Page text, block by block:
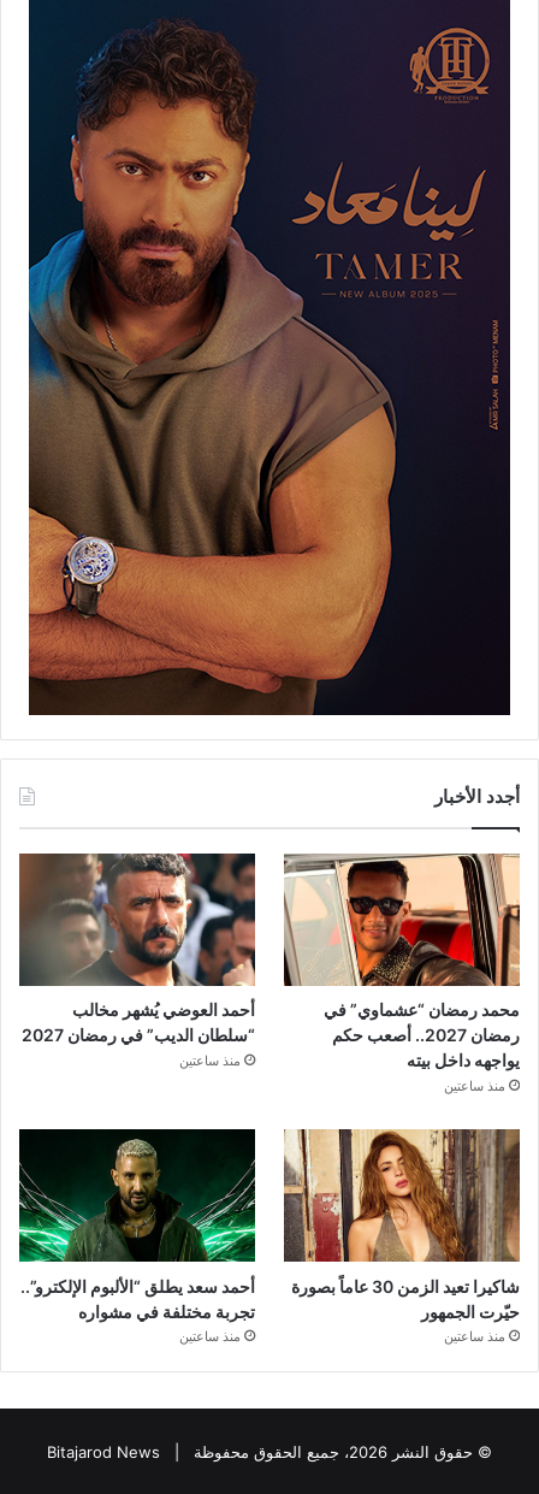
أجدد الأخبار
محمد رمضان “عشماوي” في
رمضان 2027.. أصعب حكم
يواجهه داخل بيته
منذ ساعتين
أحمد العوضي يُشهر مخالب
“سلطان الديب” في رمضان 2027
منذ ساعتين
شاكيرا تعيد الزمن 30 عاماً بصورة
حيّرت الجمهور
منذ ساعتين
أحمد سعد يطلق “الألبوم الإلكترو”..
تجربة مختلفة في مشواره
منذ ساعتين
© حقوق النشر 2026، جميع الحقوق محفوظة | Bitajarod News